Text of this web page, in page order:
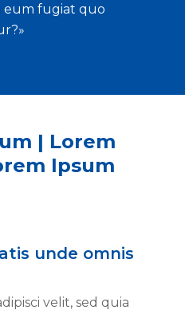
eum fugiat quo
| Lorem
Ipsum
unde omnis
velit, sed quia